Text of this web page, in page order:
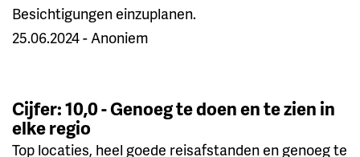
Besichtigungen einzuplanen.
25.06.2024 - Anoniem
Cijfer: 10,0 - Genoeg te doen en te zien in
elke regio
Top locaties, heel goede reisafstanden en genoeg te